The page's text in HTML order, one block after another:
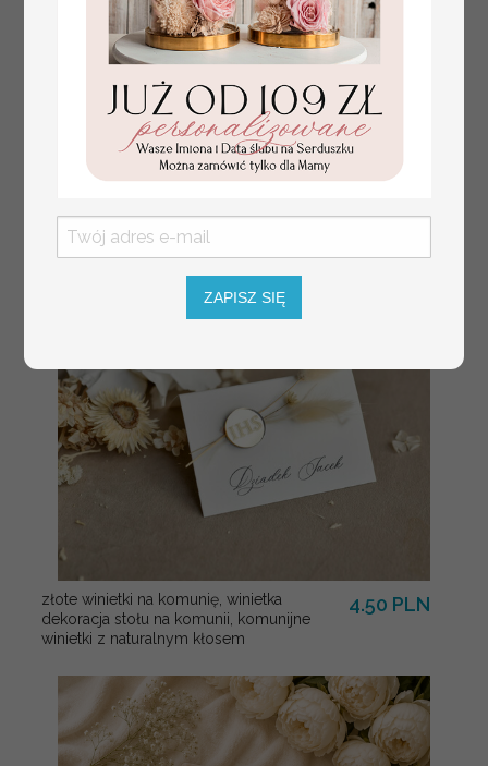
plan stołów
weselnych
usadzenie gości na
weselu, tablica
informacyjna dla
gości weselnych,
plan stołów na
weselu ze zdjęciem
usadzenia gości
weselnych
Promocja:
100 PLN/125.00 PLN
złote winietki na komunię, winietka
dekoracja stołu na komunii, komunijne
winietki z naturalnym kłosem
4.50 PLN
ZAPISZ SIĘ